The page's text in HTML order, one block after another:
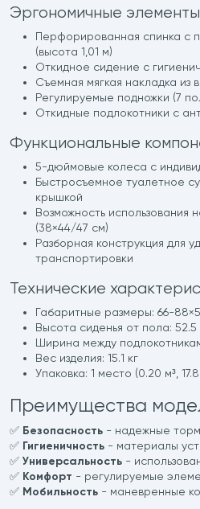
Эргономичные
Перфорированная спинка с
(высота 1,01 м)
Откидное сидение с
Съемная мягкая накладка из
Регулируемые подножки (7
Откидные подлокотники с
Функциональные
5-дюймовые колеса с
Быстросъемное туалетное
крышкой
Возможность использования
(38×44/47 см)
Разборная конструкция для
транспортировки
Технические
Габаритные размеры: 66-
Высота сиденья от пола: 52.5
Ширина между
Вес изделия: 15.1 кг
Упаковка: 1 место (0.20 м³, 17.8
Преимущества
✅ Безопасность - надежные
✅ Гигиеничность - материалы
✅ Универсальность -
✅ Комфорт - регулируемые
✅ Мобильность - маневренные